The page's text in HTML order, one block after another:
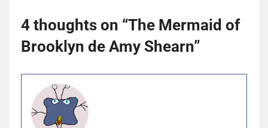
4 thoughts on “The Mermaid of
Brooklyn de Amy Shearn”